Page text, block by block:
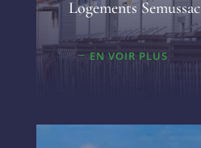
Logements Semussac
EN VOIR PLUS